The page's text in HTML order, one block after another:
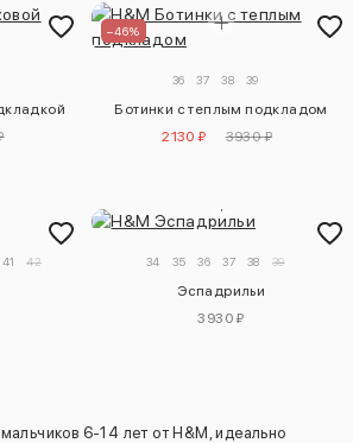
–46%
36 37 38 39
Ботинки с теплым подкладом
2130 ₽
3930 ₽
41 42 34 35 36 37 38 39
Эспадрильи
3930 ₽
6-14 лет от H&M, идеально